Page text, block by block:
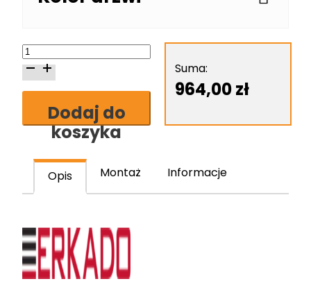
ilość
Erkado
Baldur
skrzydło
drzwiowe
Dodaj do
koszyka
Suma:
964,00zł
Opis Montaż Informacje